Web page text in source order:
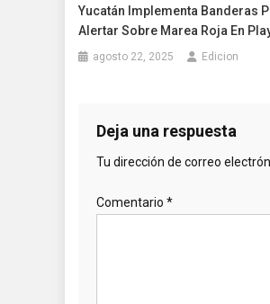
Yucatán Implementa Banderas
Alertar Sobre Marea Roja En
agosto 22, 2025 Edicion
Deja una respuesta
Tu dirección de correo
Comentario *